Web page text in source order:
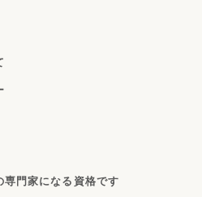
専門家になる資格です